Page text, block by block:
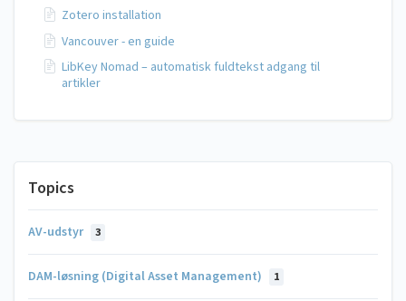
Topics
AV-udstyr 3
DAM-løsning (Digital Asset Management) 1
Zotero installation
Vancouver - en guide
LibKey Nomad – automatisk fuldtekst adgang til
artikler